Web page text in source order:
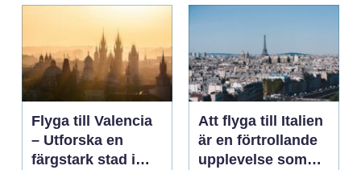
Flyga till Valencia
– Utforska en
färgstark stad i
Att flyga till Italien
är en förtrollande
upplevelse som